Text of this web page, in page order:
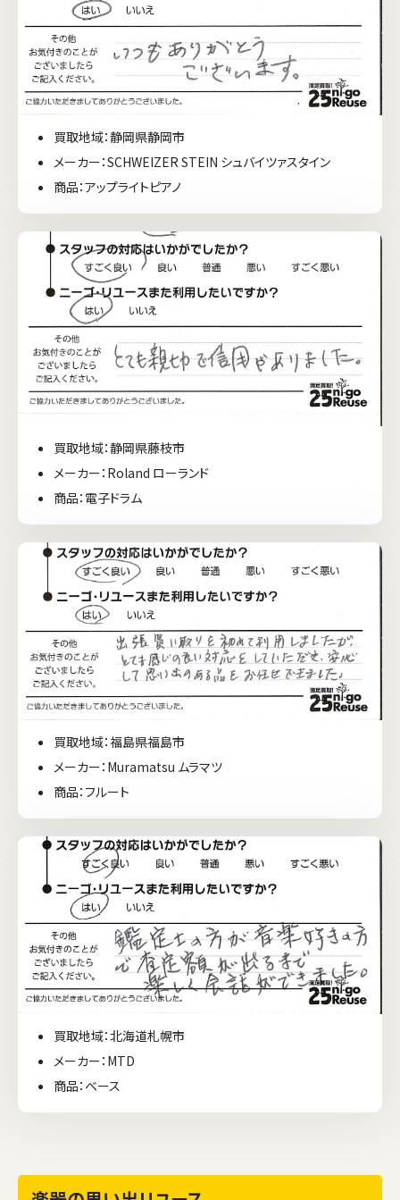
買取地域：静岡県静岡市
メーカー：SCHWEIZER STEIN シュバイツァスタイン
商品：アップライトピアノ
買取地域：静岡県藤枝市
メーカー：Roland ローランド
商品：電子ドラム
買取地域：福島県福島市
メーカー：Muramatsu ムラマツ
商品：フルート
買取地域：北海道札幌市
メーカー：MTD
商品：ベース